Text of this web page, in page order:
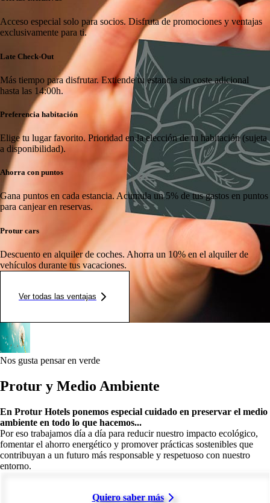
Acceso especial solo para socios. Disfruta de promociones y ventajas
exclusivamente para ti.
Late Check-Out
Más tiempo para disfrutar. Extiende tu estancia sin coste adicional
hasta las 14:00h.
Preferencia habitación
Elige tu lugar favorito. Prioridad en la elección de tu habitación (sujeta
a disponibilidad).
Ahorra con puntos
Gana puntos en cada estancia. Acumula un 5% de tus gastos en puntos
para canjear en reservas.
Protur cars
Descuento en alquiler de coches. Ahorra un 10% en el alquiler de
vehículos durante tus vacaciones.
Ver todas las ventajas
Nos gusta pensar en verde
Protur y Medio Ambiente
En Protur Hotels ponemos especial cuidado en preservar el medio
ambiente en todo lo que hacemos...
Por eso trabajamos día a día para reducir nuestro impacto ecológico,
fomentar el ahorro energético y promover prácticas sostenibles que
contribuyan a un futuro más responsable y respetuoso con nuestro
entorno.
Quiero saber más